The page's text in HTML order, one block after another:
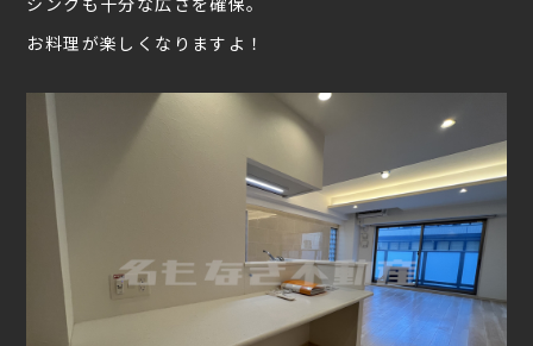
お料理が楽しくなりますよ！